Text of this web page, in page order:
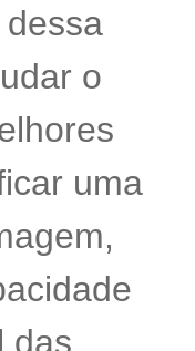
o
uma
das